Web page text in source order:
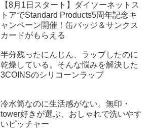
【8月1日スタート】ダイソーネットス
トアでStandard Products5周年記念キ
ャンペーン開催！缶バッジ＆サンクス
カードがもらえる
半分残ったにんじん、ラップしたのに
乾燥している。そんな悩みを解決した
3COINSのシリコーンラップ
冷水筒なのに生活感がない。無印・
tower好きが選ぶ、おしゃれで洗いやす
いピッチャー